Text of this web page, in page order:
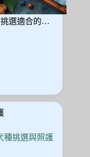
挑選適合的…
種挑選與照護